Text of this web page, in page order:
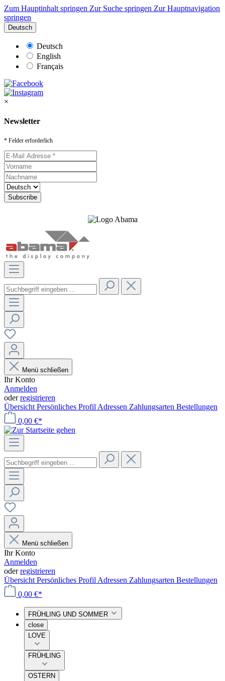
Zum Hauptinhalt springen Zur Suche springen Zur Hauptnavigation
springen
Deutsch
Deutsch
English
Français
×
Newsletter
* Felder erforderlich
Menü schließen
Ihr Konto
Anmelden
oderregistrieren
Übersicht Persönliches Profil Adressen Zahlungsarten Bestellungen
0,00 €*
Menü schließen
Ihr Konto
Anmelden
oderregistrieren
Übersicht Persönliches Profil Adressen Zahlungsarten Bestellungen
0,00 €*
FRÜHLING UND SOMMER
close
LOVE
FRÜHLING
OSTERN